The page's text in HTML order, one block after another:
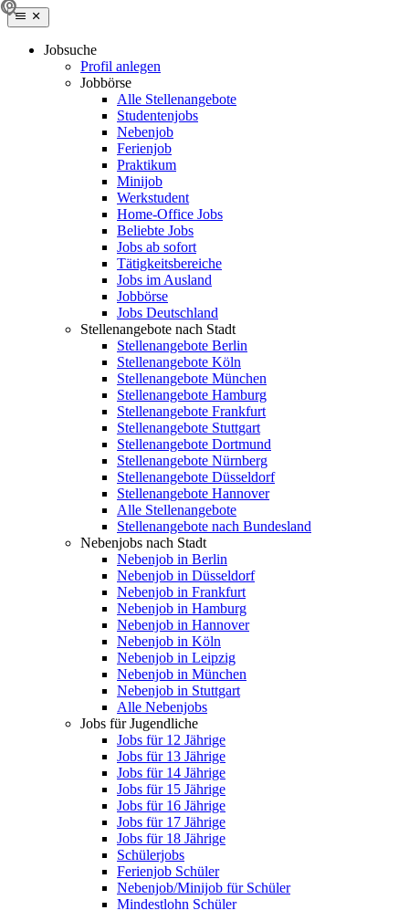
Jobsuche
Profil anlegen
Jobbörse
Alle Stellenangebote
Studentenjobs
Nebenjob
Ferienjob
Praktikum
Minijob
Werkstudent
Home-Office Jobs
Beliebte Jobs
Jobs ab sofort
Tätigkeitsbereiche
Jobs im Ausland
Jobbörse
Jobs Deutschland
Stellenangebote nach Stadt
Stellenangebote Berlin
Stellenangebote Köln
Stellenangebote München
Stellenangebote Hamburg
Stellenangebote Frankfurt
Stellenangebote Stuttgart
Stellenangebote Dortmund
Stellenangebote Nürnberg
Stellenangebote Düsseldorf
Stellenangebote Hannover
Alle Stellenangebote
Stellenangebote nach Bundesland
Nebenjobs nach Stadt
Nebenjob in Berlin
Nebenjob in Düsseldorf
Nebenjob in Frankfurt
Nebenjob in Hamburg
Nebenjob in Hannover
Nebenjob in Köln
Nebenjob in Leipzig
Nebenjob in München
Nebenjob in Stuttgart
Alle Nebenjobs
Jobs für Jugendliche
Jobs für 12 Jährige
Jobs für 13 Jährige
Jobs für 14 Jährige
Jobs für 15 Jährige
Jobs für 16 Jährige
Jobs für 17 Jährige
Jobs für 18 Jährige
Schülerjobs
Ferienjob Schüler
Nebenjob/Minijob für Schüler
Mindestlohn Schüler